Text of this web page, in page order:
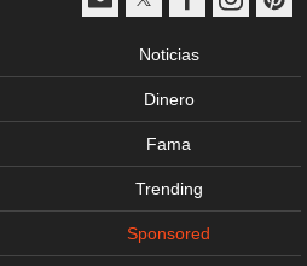
Noticias
Dinero
Fama
Trending
Sponsored